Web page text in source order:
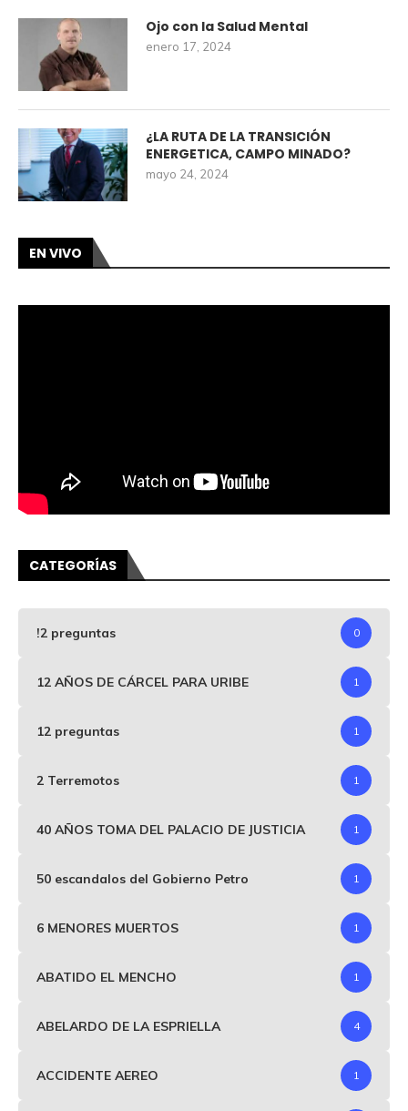
Ojo con la Salud Mental
enero 17, 2024
¿LA RUTA DE LA TRANSICIÓN
ENERGETICA, CAMPO MINADO?
mayo 24, 2024
EN VIVO
CATEGORÍAS
!2 preguntas 0
12 AÑOS DE CÁRCEL PARA URIBE 1
12 preguntas 1
2 Terremotos 1
40 AÑOS TOMA DEL PALACIO DE JUSTICIA 1
50 escandalos del Gobierno Petro 1
6 MENORES MUERTOS 1
ABATIDO EL MENCHO 1
ABELARDO DE LA ESPRIELLA 4
ACCIDENTE AEREO 1